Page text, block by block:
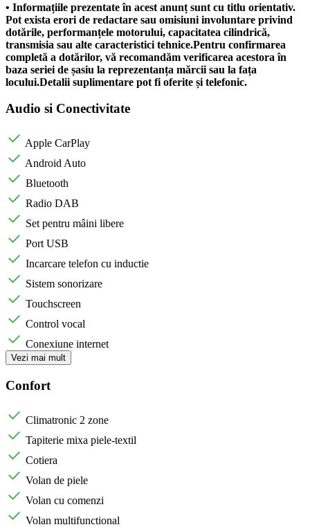
• Informațiile prezentate în acest anunț sunt cu titlu orientativ.
Pot exista erori de redactare sau omisiuni involuntare privind
dotările, performanțele motorului, capacitatea cilindrică,
transmisia sau alte caracteristici tehnice.Pentru confirmarea
completă a dotărilor, vă recomandăm verificarea acestora în
baza seriei de șasiu la reprezentanța mărcii sau la fața
locului.Detalii suplimentare pot fi oferite și telefonic.
Audio si Conectivitate
Apple CarPlay
Android Auto
Bluetooth
Radio DAB
Set pentru mâini libere
Port USB
Incarcare telefon cu inductie
Sistem sonorizare
Touchscreen
Control vocal
Conexiune internet
Vezi mai mult
Confort
Climatronic 2 zone
Tapiterie mixa piele-textil
Cotiera
Volan de piele
Volan cu comenzi
Volan multifunctional